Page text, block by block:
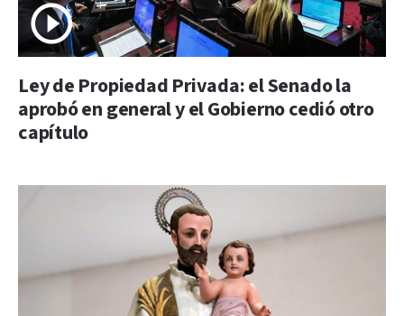
Ley de Propiedad Privada: el Senado la
aprobó en general y el Gobierno cedió otro
capítulo